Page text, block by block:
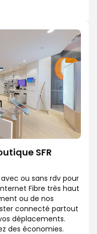
SFR
ou sans rdv pour
Fibre très haut
ou de nos
connecté partout
déplacements.
des économies.